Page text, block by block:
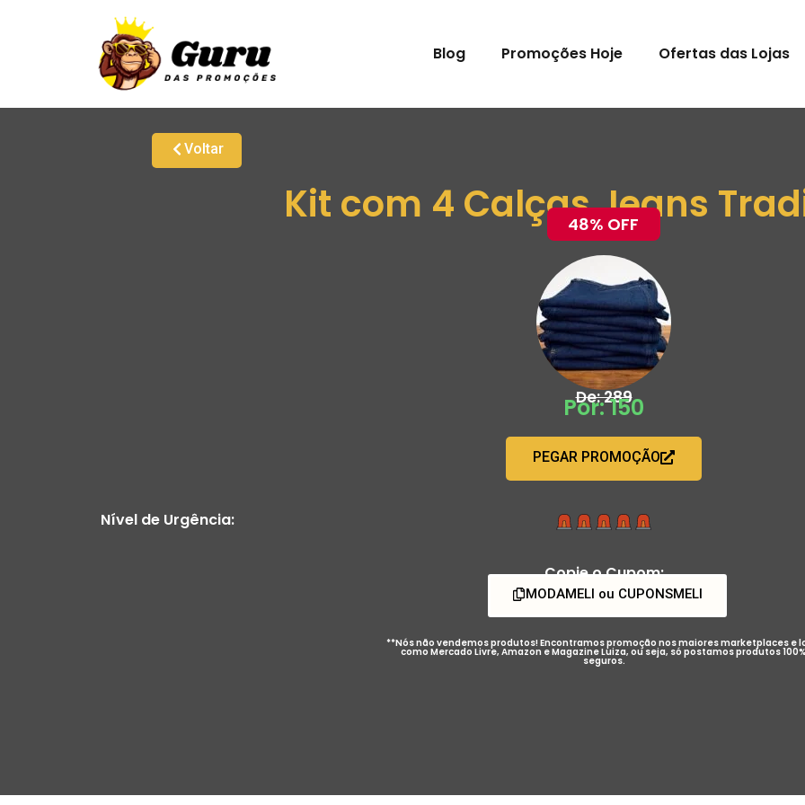
Blog Promoções Hoje Ofertas das Lojas
Voltar
Kit com 4 Calças Jeans
48% OFF
De: 289
Por: 150
PEGAR PROMOÇÃO
Nível de Urgência:
Copie o Cupom:
MODAMELI ou CUPONSMELI
**Nós não vendemos produtos! Encontramos promoção nos maiores marketplaces e
como Mercado Livre, Amazon e Magazine Luiza, ou seja, só postamos produtos 100%
seguros.